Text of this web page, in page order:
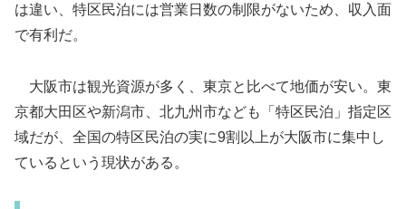
は違い、特区民泊には営業日数の制限がないため、収入面
で有利だ。
大阪市は観光資源が多く、東京と比べて地価が安い。東
京都大田区や新潟市、北九州市なども「特区民泊」指定区
域だが、全国の特区民泊の実に9割以上が大阪市に集中し
ているという現状がある。